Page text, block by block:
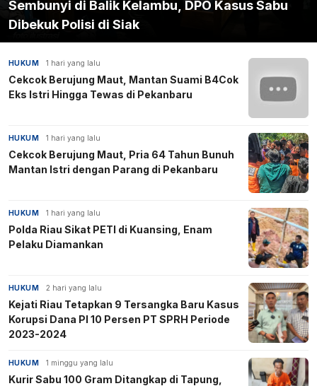
Sembunyi di Balik Kelambu, DPO Kasus Sabu
Dibekuk Polisi di Siak
HUKUM 1 hari yang lalu
Cekcok Berujung Maut, Mantan Suami B4Cok
Eks Istri Hingga Tewas di Pekanbaru
HUKUM 1 hari yang lalu
Cekcok Berujung Maut, Pria 64 Tahun Bunuh
Mantan Istri dengan Parang di Pekanbaru
HUKUM 1 hari yang lalu
Polda Riau Sikat PETI di Kuansing, Enam
Pelaku Diamankan
HUKUM 2 hari yang lalu
Kejati Riau Tetapkan 9 Tersangka Baru Kasus
Korupsi Dana PI 10 Persen PT SPRH Periode
2023-2024
HUKUM 1 minggu yang lalu
Kurir Sabu 100 Gram Ditangkap di Tapung,